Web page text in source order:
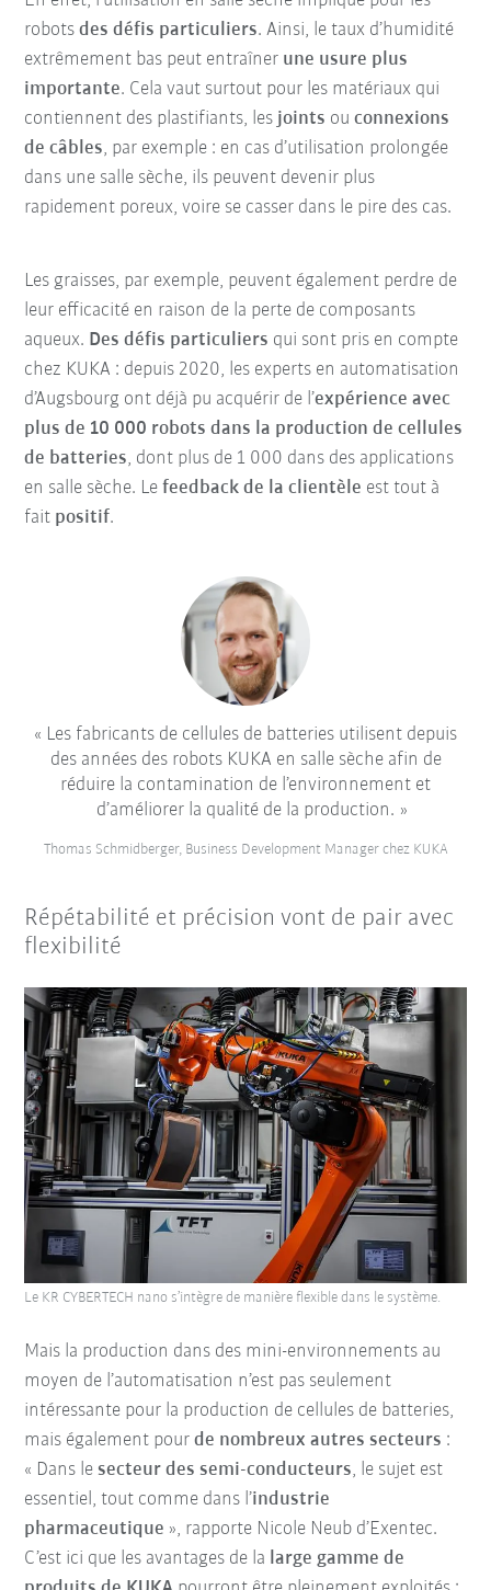
robotsdes défis particuliers. Ainsi, le taux d’humidité
extrêmement bas peut entraîner une usure plus
importante. Cela vaut surtout pour les matériaux qui
contiennent des plastifiants, les joints ouconnexions
de câbles, par exemple : en cas d’utilisation prolongée
dans une salle sèche, ils peuvent devenir plus
rapidement poreux, voire se casser dans le pire des cas.
Les graisses, par exemple, peuvent également perdre de
leur efficacité en raison de la perte de composants
aqueux. Des défis particuliers qui sont pris en compte
chez KUKA : depuis 2020, les experts en automatisation
d’Augsbourg ont déjà pu acquérir de l’expérience avec
plus de 10 000 robots dans la production de cellules
de batteries, dont plus de 1 000 dans des applications
en salle sèche. Lefeedback de la clientèle est tout à
fait positif.
Les fabricants de cellules de batteries utilisent depuis
des années des robots KUKA en salle sèche afin de
réduire la contamination de l’environnement et
d’améliorer la qualité de la production.
Thomas Schmidberger, Business Development Manager chez KUKA
Répétabilité et précision vont de pair avec
flexibilité
Mais la production dans des mini-environnements au
moyen de l’automatisation n’est pas seulement
intéressante pour la production de cellules de batteries,
mais également pourde nombreux autres secteurs :
« Dans lesecteur des semi-conducteurs, le sujet est
essentiel, tout comme dans l’industrie
pharmaceutique », rapporte Nicole Neub d’Exentec.
C’est ici que les avantages de la large gamme de
Le KR CYBERTECH nano s’intègre de manière flexible dans le système.